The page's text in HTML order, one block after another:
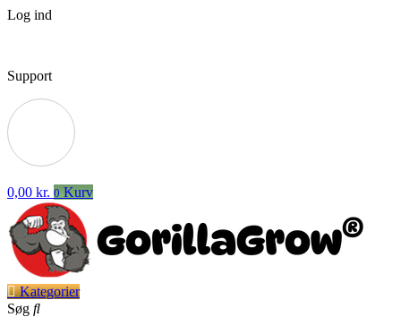
Log ind
Support
0,00 kr. 0 Kurv
Kategorier
Søg